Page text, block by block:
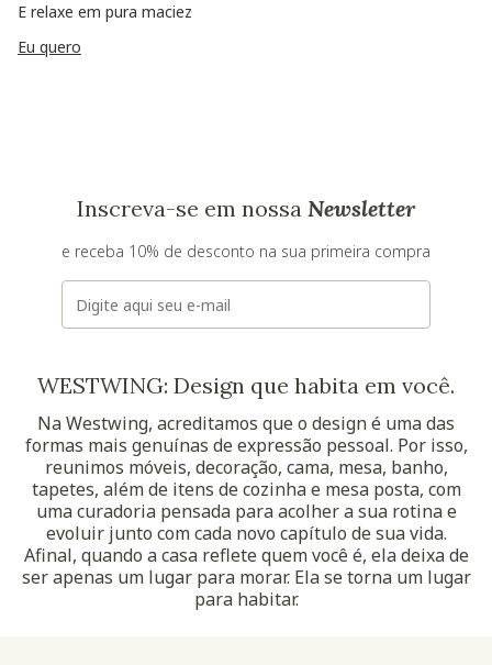
E relaxe em pura maciez
Eu quero
Inscreva-se em nossa Newsletter
e receba 10% de desconto na sua primeira compra
E-mail
WESTWING: Design que habita em você.
Na Westwing, acreditamos que o design é uma das
formas mais genuínas de expressão pessoal. Por isso,
reunimos móveis, decoração, cama, mesa, banho,
tapetes, além de itens de cozinha e mesa posta, com
uma curadoria pensada para acolher a sua rotina e
evoluir junto com cada novo capítulo de sua vida.
Afinal, quando a casa reflete quem você é, ela deixa de
ser apenas um lugar para morar. Ela se torna um lugar
para habitar.